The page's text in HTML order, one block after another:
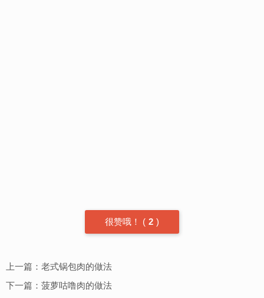
很赞哦！ ( 2 )
上一篇： 老式锅包肉的做法
下一篇： 菠萝咕噜肉的做法